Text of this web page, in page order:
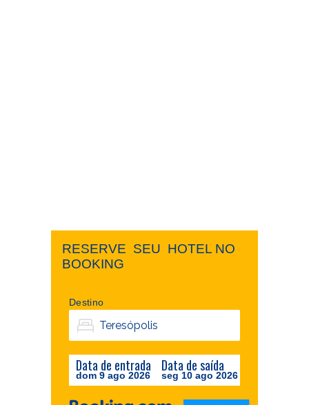
RESERVE ​ ​SEU ​ ​HOTEL NO ​ ​
BOOKING
Destino
Data de entrada
dom 9 ago 2026
Data de saída
seg 10 ago 2026